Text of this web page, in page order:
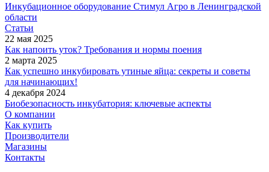
Инкубационное оборудование Стимул Агро в Ленинградской
области
Статьи
22 мая 2025
Как напоить уток? Требования и нормы поения
2 марта 2025
Как успешно инкубировать утиные яйца: секреты и советы
для начинающих!
4 декабря 2024
Биобезопасность инкубатория: ключевые аспекты
О компании
Как купить
Производители
Магазины
Контакты